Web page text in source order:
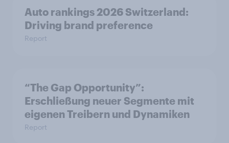
Auto rankings 2026 Switzerland:
Driving brand preference
Report
“The Gap Opportunity”:
Erschließung neuer Segmente mit
eigenen Treibern und Dynamiken
Report